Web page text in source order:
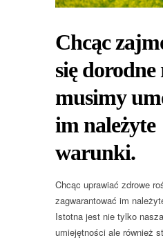
Chcąc
się dorodne
musimy
im należyte
warunki.
Chcąc uprawiać zdrowe
zagwarantować im
Istotna jest nie tylko
umiejętności ale również